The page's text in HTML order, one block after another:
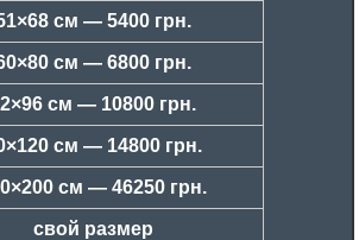
см — 5400 грн.
см — 6800 грн.
см — 10800 грн.
см — 14800 грн.
см — 46250 грн.
свой размер